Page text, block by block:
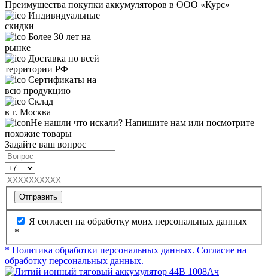
Преимущества покупки аккумуляторов в ООО «Курс»
Индивидуальные
скидки
Более 30 лет на
рынке
Доставка по всей
территории РФ
Сертификаты на
всю продукцию
Склад
в г. Москва
Не нашли что искали? Напишите нам или посмотрите
похожие товары
Задайте ваш вопрос
Отправить
Я согласен на обработку моих персональных данных
*
* Политика обработки персональных данных. Согласие на
обработку персональных данных.